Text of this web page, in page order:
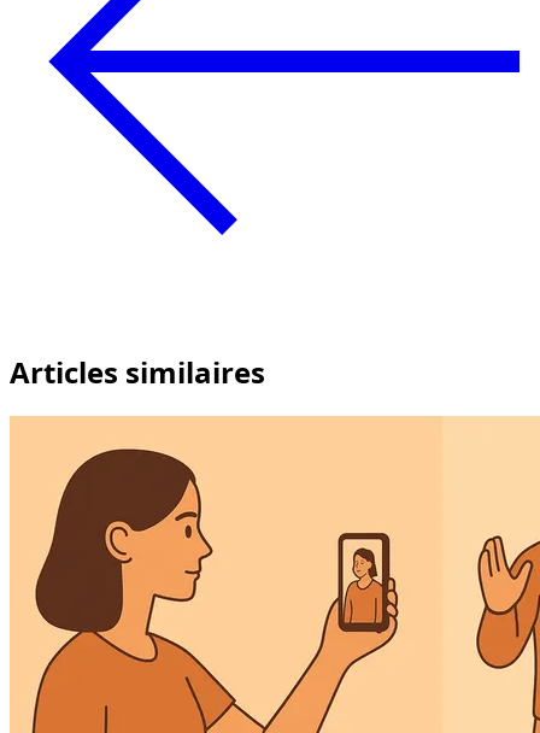
Articles similaires